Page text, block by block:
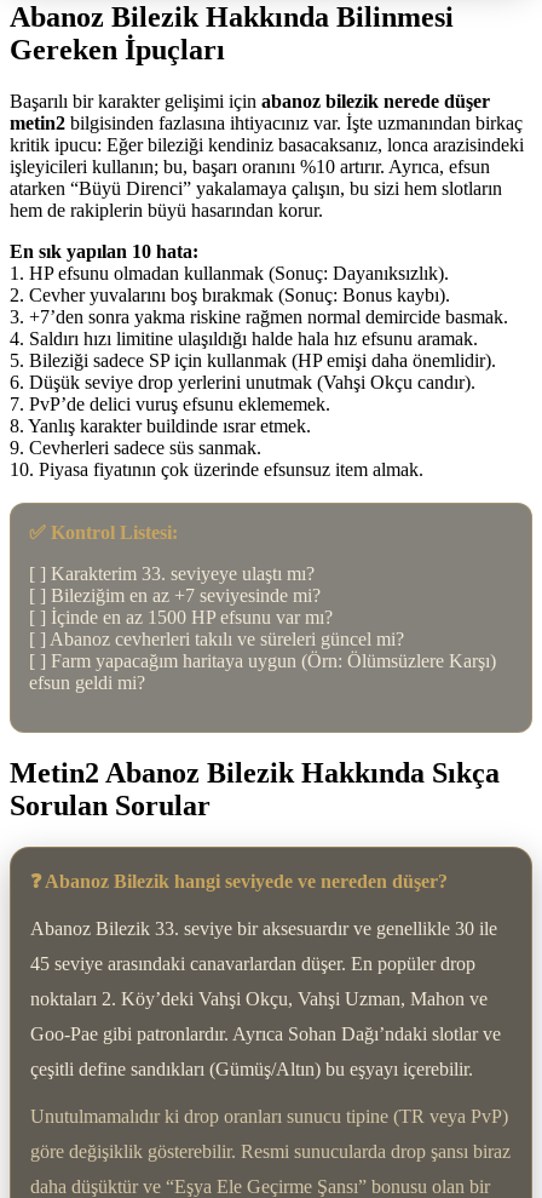
Abanoz Bilezik Hakkında Bilinmesi
Gereken İpuçları
Başarılı bir karakter gelişimi için abanoz bilezik nerede düşer
metin2 bilgisinden fazlasına ihtiyacınız var. İşte uzmanından birkaç
kritik ipucu: Eğer bileziği kendiniz basacaksanız, lonca arazisindeki
işleyicileri kullanın; bu, başarı oranını %10 artırır. Ayrıca, efsun
atarken “Büyü Direnci” yakalamaya çalışın, bu sizi hem slotların
hem de rakiplerin büyü hasarından korur.
En sık yapılan 10 hata:
1. HP efsunu olmadan kullanmak (Sonuç: Dayanıksızlık).
2. Cevher yuvalarını boş bırakmak (Sonuç: Bonus kaybı).
3. +7’den sonra yakma riskine rağmen normal demircide basmak.
4. Saldırı hızı limitine ulaşıldığı halde hala hız efsunu aramak.
5. Bileziği sadece SP için kullanmak (HP emişi daha önemlidir).
6. Düşük seviye drop yerlerini unutmak (Vahşi Okçu candır).
7. PvP’de delici vuruş efsunu eklememek.
8. Yanlış karakter buildinde ısrar etmek.
9. Cevherleri sadece süs sanmak.
10. Piyasa fiyatının çok üzerinde efsunsuz item almak.
✅ Kontrol Listesi:
[ ] Karakterim 33. seviyeye ulaştı mı?
[ ] Bileziğim en az +7 seviyesinde mi?
[ ] İçinde en az 1500 HP efsunu var mı?
[ ] Abanoz cevherleri takılı ve süreleri güncel mi?
[ ] Farm yapacağım haritaya uygun (Örn: Ölümsüzlere Karşı)
efsun geldi mi?
Metin2 Abanoz Bilezik Hakkında Sıkça
Sorulan Sorular
❓ Abanoz Bilezik hangi seviyede ve nereden düşer?
Abanoz Bilezik 33. seviye bir aksesuardır ve genellikle 30 ile
45 seviye arasındaki canavarlardan düşer. En popüler drop
noktaları 2. Köy’deki Vahşi Okçu, Vahşi Uzman, Mahon ve
Goo-Pae gibi patronlardır. Ayrıca Sohan Dağı’ndaki slotlar ve
çeşitli define sandıkları (Gümüş/Altın) bu eşyayı içerebilir.
Unutulmamalıdır ki drop oranları sunucu tipine (TR veya PvP)
göre değişiklik gösterebilir. Resmi sunucularda drop şansı biraz
daha düşüktür ve “Eşya Ele Geçirme Şansı” bonusu olan bir